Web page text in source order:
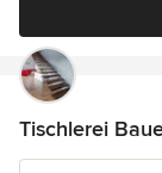
Tischlerei